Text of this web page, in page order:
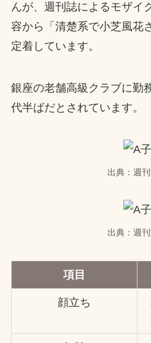
んが、週刊誌によるモザイ
容から「清楚系で小芝風花
定着しています。
銀座の老舗高級クラブに勤
代半ばだとされています。
出典：週
出典：週
項目
顔立ち